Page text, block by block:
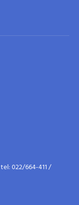
tel: 022/664-411 /